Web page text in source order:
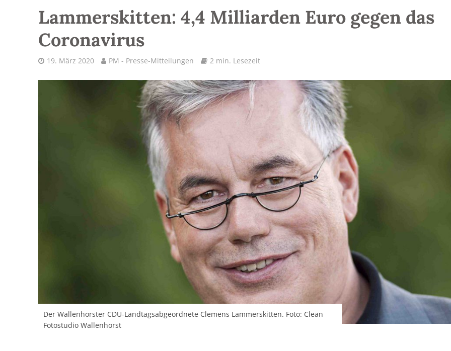
Lammerskitten: 4,4 Milliarden Euro gegen das
Coronavirus
19. März 2020 PM - Presse-Mitteilungen 2 min. Lesezeit
Der Wallenhorster CDU-Landtagsabgeordnete Clemens Lammerskitten. Foto: Clean
Fotostudio Wallenhorst